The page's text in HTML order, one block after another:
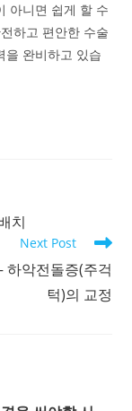
아니면 쉽게 할 수
하고 편안한 수술
을 완비하고 있습
치
Next Post
하악전돌증(주걱
턱)의 교정